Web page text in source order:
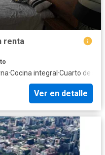
renta
·Cocina integral·Cuarto de
Ver en detalle